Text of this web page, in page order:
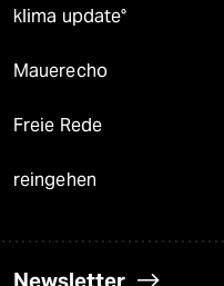
klima update°
Mauerecho
Freie Rede
reingehen